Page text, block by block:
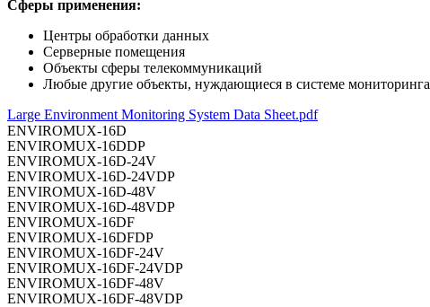
Сферы применения:
Центры обработки данных
Серверные помещения
Объекты сферы телекоммуникаций
Любые другие объекты, нуждающиеся в системе мониторинга
Large Environment Monitoring System Data Sheet.pdf
ENVIROMUX-16D
ENVIROMUX-16DDP
ENVIROMUX-16D-24V
ENVIROMUX-16D-24VDP
ENVIROMUX-16D-48V
ENVIROMUX-16D-48VDP
ENVIROMUX-16DF
ENVIROMUX-16DFDP
ENVIROMUX-16DF-24V
ENVIROMUX-16DF-24VDP
ENVIROMUX-16DF-48V
ENVIROMUX-16DF-48VDP